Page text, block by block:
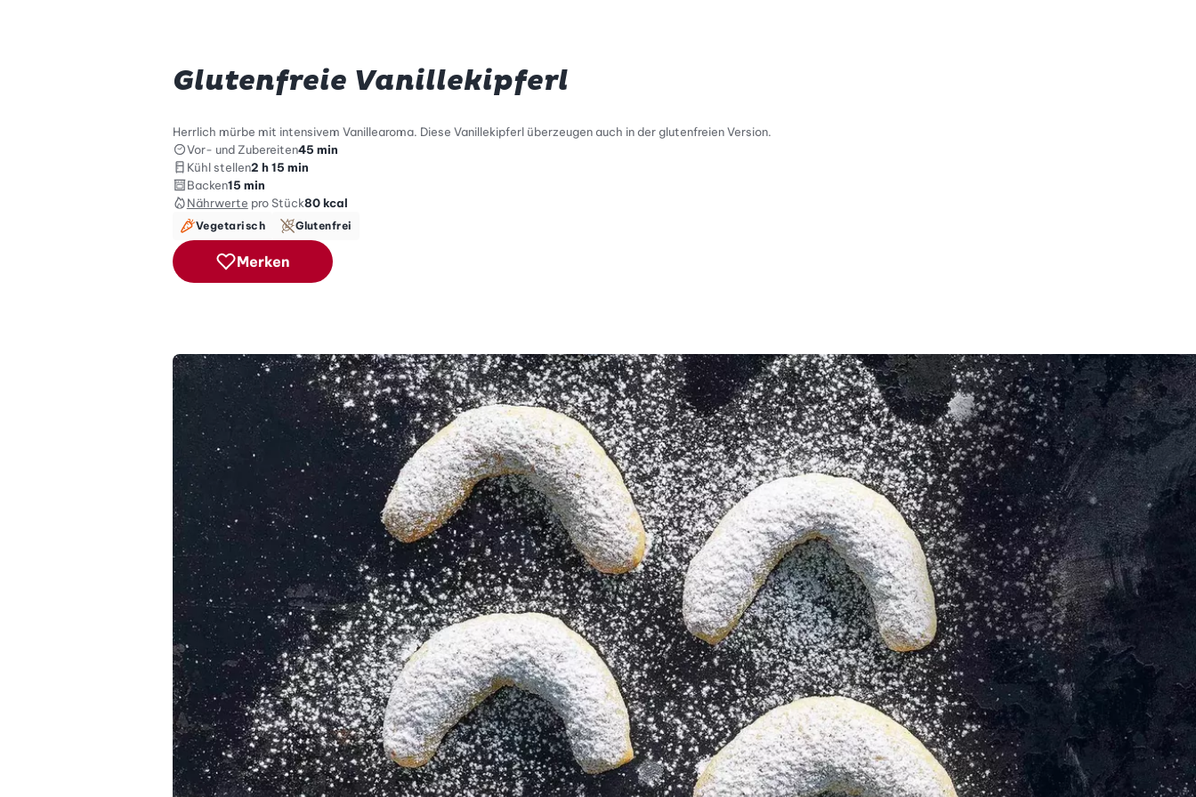
Glutenfreie Vanillekipferl
Herrlich mürbe mit intensivem Vanillearoma. Diese Vanillekipferl überzeugen auch in der glutenfreien Version.
Vor- und Zubereiten45 min
Kühl stellen2 h 15 min
Backen15 min
Nährwerte pro Stück80 kcal
Vegetarisch Glutenfrei
Merken